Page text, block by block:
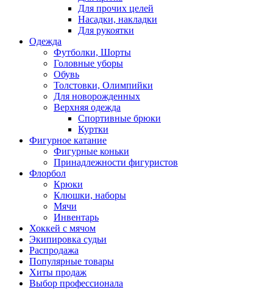
Для прочих целей
Насадки, накладки
Для рукоятки
Одежда
Футболки, Шорты
Головные уборы
Обувь
Толстовки, Олимпийки
Для новорожденных
Верхняя одежда
Спортивные брюки
Куртки
Фигурное катание
Фигурные коньки
Принадлежности фигуристов
Флорбол
Крюки
Клюшки, наборы
Мячи
Инвентарь
Хоккей с мячом
Экипировка судьи
Распродажа
Популярные товары
Хиты продаж
Выбор профессионала